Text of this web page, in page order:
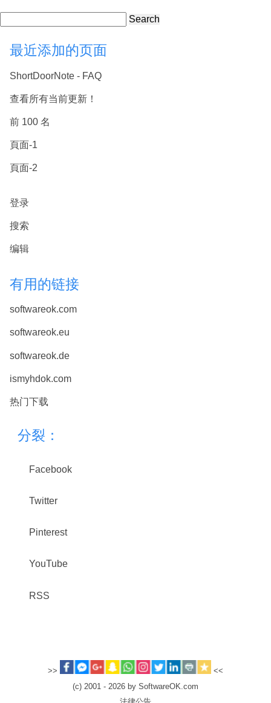
Search
最近添加的页面
ShortDoorNote - FAQ
查看所有当前更新！
前 100 名
頁面-1
頁面-2
登录
搜索
编辑
有用的链接
softwareok.com
softwareok.eu
softwareok.de
ismyhdok.com
热门下载
分裂：
Facebook
Twitter
Pinterest
YouTube
RSS
>>
<<
(c) 2001 - 2026 by SoftwareOK.com